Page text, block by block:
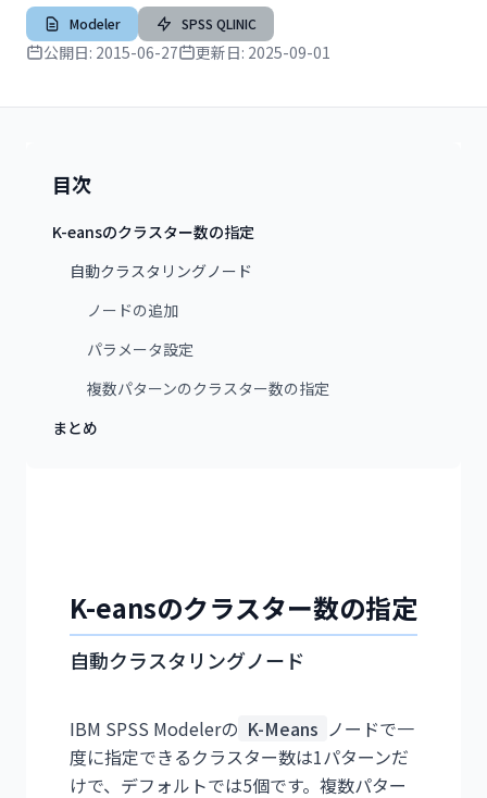
Modeler SPSS QLINIC
公開日: 2015-06-27 更新日: 2025-09-01
目次
K-eansのクラスター数の指定
自動クラスタリングノード
ノードの追加
パラメータ設定
複数パターンのクラスター数の指定
まとめ
K-eansのクラスター数の指定
自動クラスタリングノード
IBM SPSS Modelerの K-Means ノードで一
度に指定できるクラスター数は1パターンだ
けで、デフォルトでは5個です。複数パター